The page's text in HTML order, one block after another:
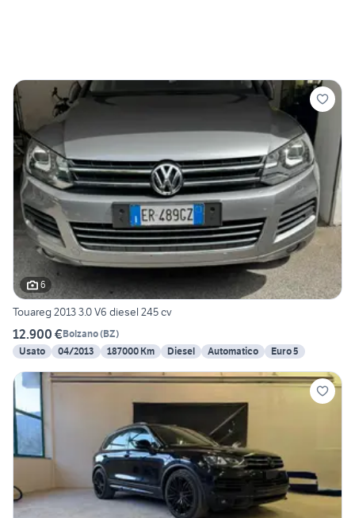
6
Touareg 2013 3.0 V6 diesel 245 cv
12.900 €Bolzano(BZ)
Usato
04/2013 187000 Km Diesel Automatico Euro 5